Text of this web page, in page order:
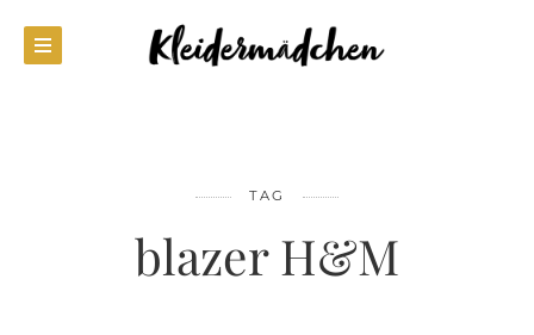
TAG
blazer H&M